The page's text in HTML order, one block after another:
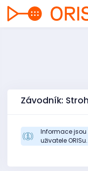
Závodník:
Informace jsou
uživatele ORISu.